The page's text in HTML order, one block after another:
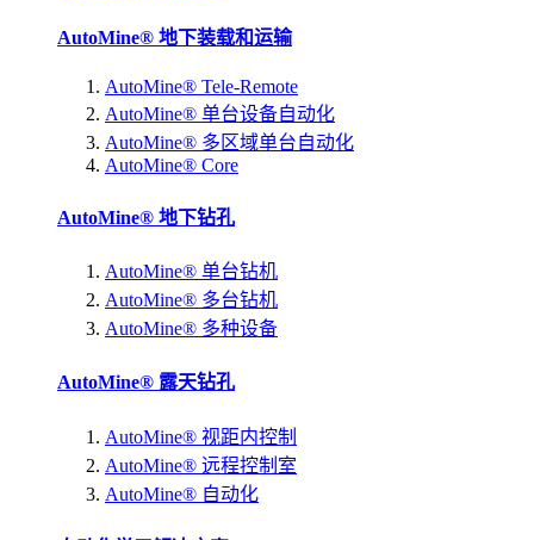
AutoMine® 地下装载和运输
AutoMine® Tele-Remote
AutoMine® 单台设备自动化
AutoMine® 多区域单台自动化
AutoMine® Core
AutoMine® 地下钻孔
AutoMine® 单台钻机
AutoMine® 多台钻机
AutoMine® 多种设备
AutoMine® 露天钻孔
AutoMine® 视距内控制
AutoMine® 远程控制室
AutoMine® 自动化